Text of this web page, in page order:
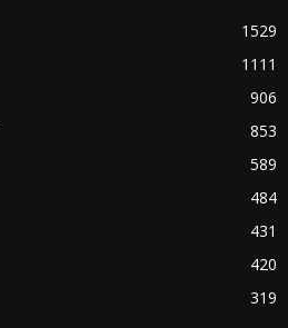
1529
1111
906
853
589
484
431
420
319